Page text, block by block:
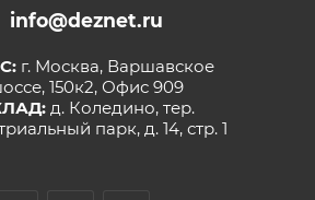
info@deznet.ru
г. Москва, Варшавское
150к2, Офис 909
д. Коледино, тер.
парк, д. 14, стр. 1